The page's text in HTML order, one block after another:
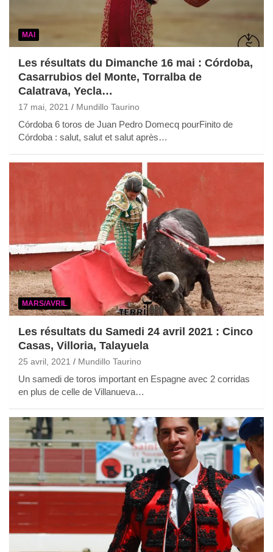
MAI
Les résultats du Dimanche 16 mai : Córdoba,
Casarrubios del Monte, Torralba de
Calatrava, Yecla…
17 mai, 2021 Mundillo Taurino
Córdoba 6 toros de Juan Pedro Domecq pourFinito de
Córdoba : salut, salut et salut après…
MARS/AVRIL
Les résultats du Samedi 24 avril 2021 : Cinco
Casas, Villoria, Talayuela
25 avril, 2021 Mundillo Taurino
Un samedi de toros important en Espagne avec 2 corridas
en plus de celle de Villanueva…